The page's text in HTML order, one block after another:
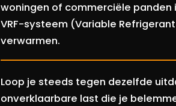
woningen of commerciële
VRF-systeem (Variable
verwarmen.
Loop je steeds tegen dezelfde
onverklaarbare last die je